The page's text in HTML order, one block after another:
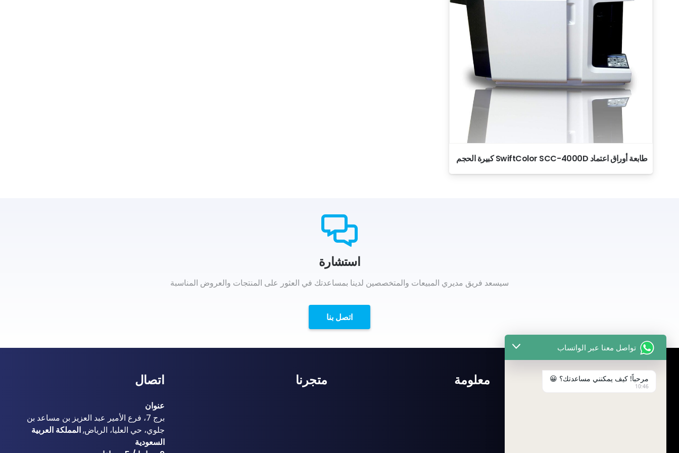
طابعة أوراق اعتماد SwiftColor SCC-4000D كبيرة الحجم
استشارة
سيسعد فريق مديري المبيعات والمتخصصين لدينا بمساعدتك في العثور على المنتجات والعروض المناسبة
اتصل بنا
الكتالوج معلومة متجرنا اتصال
عنوان
برج 7، فرع الأمير عبد العزيز بن مساعد بن
جلوي، حي العليا، الرياض,المملكة العربية
السعودية
تواصل معنا عبر الواتساب
مرحباً! كيف يمكنني مساعدتك؟ 😀
10:46